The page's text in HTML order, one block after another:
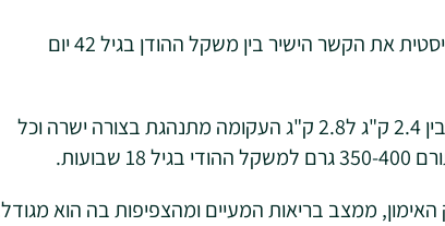
גרף 1 מדגים באופן ברור ומובהק סטטיסטית את הקשר הישיר בין משקל ההודן בגיל 42 יום
הגרף מדגים לנו שבטווח המשקלים שבין 2.4 ק"ג ל2.8 ק"ג העקומה מתנהגת בצורה ישרה וכל